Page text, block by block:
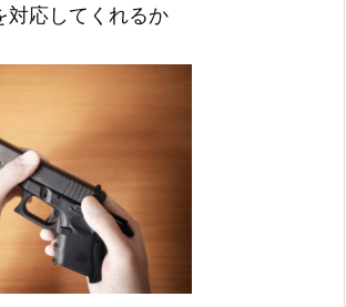
対応してくれるか